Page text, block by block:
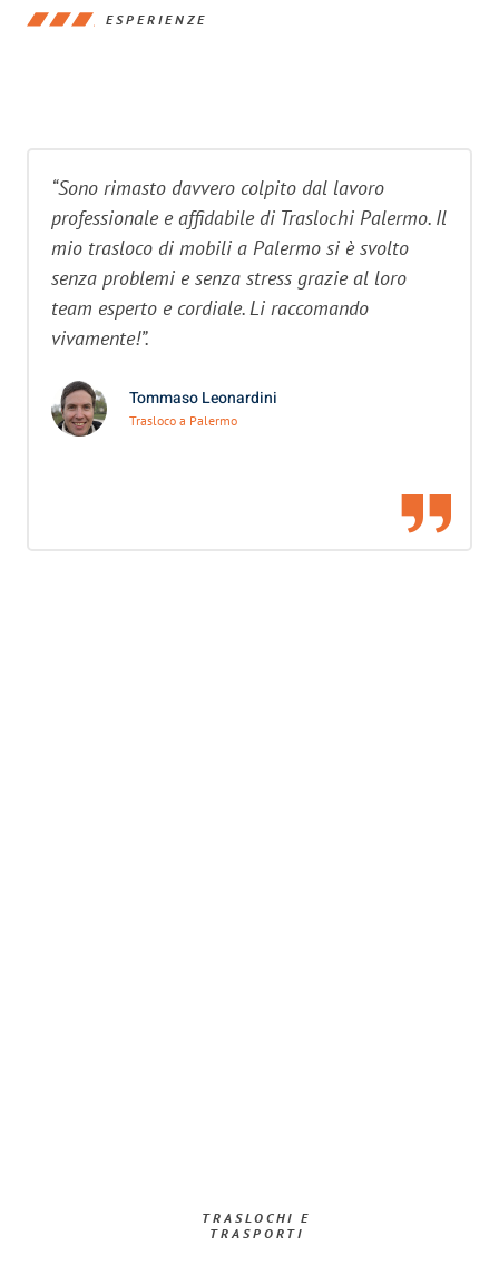
ESPERIENZE
“Sono rimasto davvero colpito dal lavoro
professionale e affidabile di Traslochi Palermo. Il
mio trasloco di mobili a Palermo si è svolto
senza problemi e senza stress grazie al loro
team esperto e cordiale. Li raccomando
vivamente!”.
Tommaso Leonardini
Trasloco a Palermo
TRASLOCHI E
TRASPORTI​